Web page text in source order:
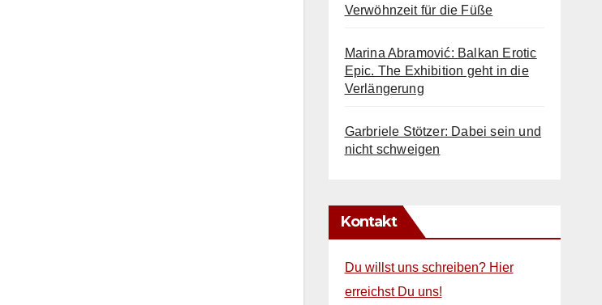
Verwöhnzeit für die Füße
Marina Abramović: Balkan Erotic
Epic. The Exhibition geht in die
Verlängerung
Garbriele Stötzer: Dabei sein und
nicht schweigen
Kontakt
Du willst uns schreiben? Hier
erreichst Du uns!